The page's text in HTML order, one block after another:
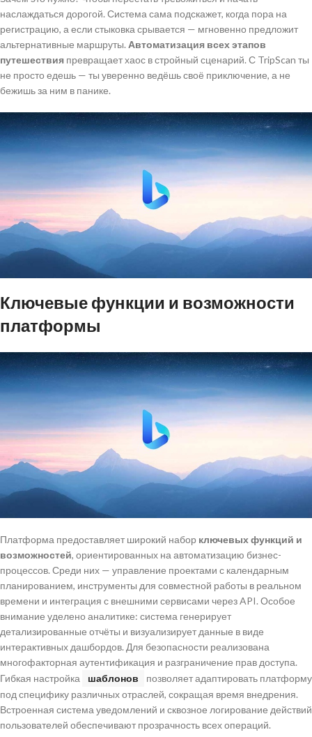
наслаждаться дорогой. Система сама подскажет, когда пора на
регистрацию, а если стыковка срывается — мгновенно предложит
альтернативные маршруты. Автоматизация всех этапов
путешествия превращает хаос в стройный сценарий. С TripScan ты
не просто едешь — ты уверенно ведёшь своё приключение, а не
бежишь за ним в панике.
Ключевые функции и возможности
платформы
Платформа предоставляет широкий набор ключевых функций и
возможностей, ориентированных на автоматизацию бизнес-
процессов. Среди них — управление проектами с календарным
планированием, инструменты для совместной работы в реальном
времени и интеграция с внешними сервисами через API. Особое
внимание уделено аналитике: система генерирует
детализированные отчёты и визуализирует данные в виде
интерактивных дашбордов. Для безопасности реализована
многофакторная аутентификация и разграничение прав доступа.
Гибкая настройка
шаблонов
позволяет адаптировать платформу
под специфику различных отраслей, сокращая время внедрения.
Встроенная система уведомлений и сквозное логирование действий
пользователей обеспечивают прозрачность всех операций.